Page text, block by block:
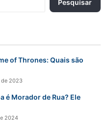
s
o
of Thrones: Quais são
2023
é Morador de Rua? Ele
2024